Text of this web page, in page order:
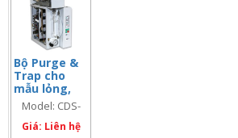
Bộ Purge &
Trap cho
mẫu lỏng,
Model: CDS-
7000E
Model: CDS-
7000E
Giá: Liên hệ